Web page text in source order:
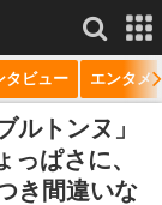
もっと見る
タビュー エンタメ
ルトンヌ」
ぱさに、
き間違いな